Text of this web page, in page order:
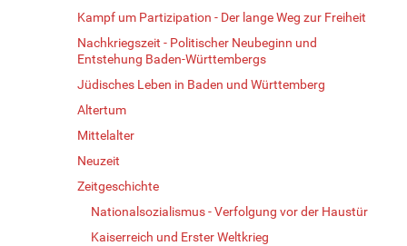
Kampf um Partizipation - Der lange Weg zur Freiheit
Nachkriegszeit - Politischer Neubeginn und
Entstehung Baden-Württembergs
Jüdisches Leben in Baden und Württemberg
Altertum
Mittelalter
Neuzeit
Zeitgeschichte
Nationalsozialismus - Verfolgung vor der Haustür
Kaiserreich und Erster Weltkrieg